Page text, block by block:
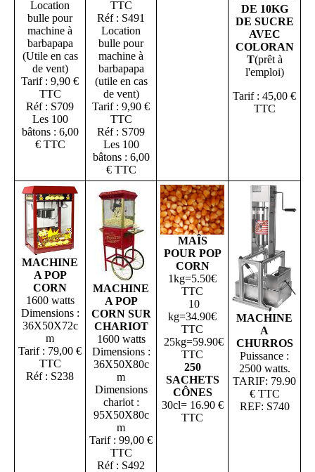
Location
bulle pour
machine à
barbapapa
(Utile en cas
de vent)
Tarif : 9,90 €
TTC
Réf : S709
Les 100
bâtons : 6,00
€ TTC
TTC
Réf : S491
Location
bulle pour
machine à
barbapapa
(utile en cas
de vent)
Tarif : 9,90 €
TTC
Réf : S709
Les 100
bâtons : 6,00
€ TTC
DE 10KG
DE SUCRE
AVEC
COLORAN
T(prêt à
l'emploi)
Tarif : 45,00 €
TTC
MACHINE
A POP
CORN
1600 watts
Dimensions :
36X50X72c
m
Tarif : 79,00 €
TTC
Réf : S238
MACHINE
A POP
CORN SUR
CHARIOT
1600 watts
Dimensions :
36X50X80c
m
Dimensions
chariot :
95X50X80c
m
Tarif : 99,00 €
TTC
Réf : S492
MAÎS
POUR POP
CORN
1kg=5.50€
TTC
10
kg=34.90€
TTC
25kg=59.90€
TTC
250
SACHETS
CÔNES
30cl= 16.90 €
TTC
MACHINE
A
CHURROS
Puissance :
2500 watts.
TARIF: 79.90
€ TTC
REF: S740